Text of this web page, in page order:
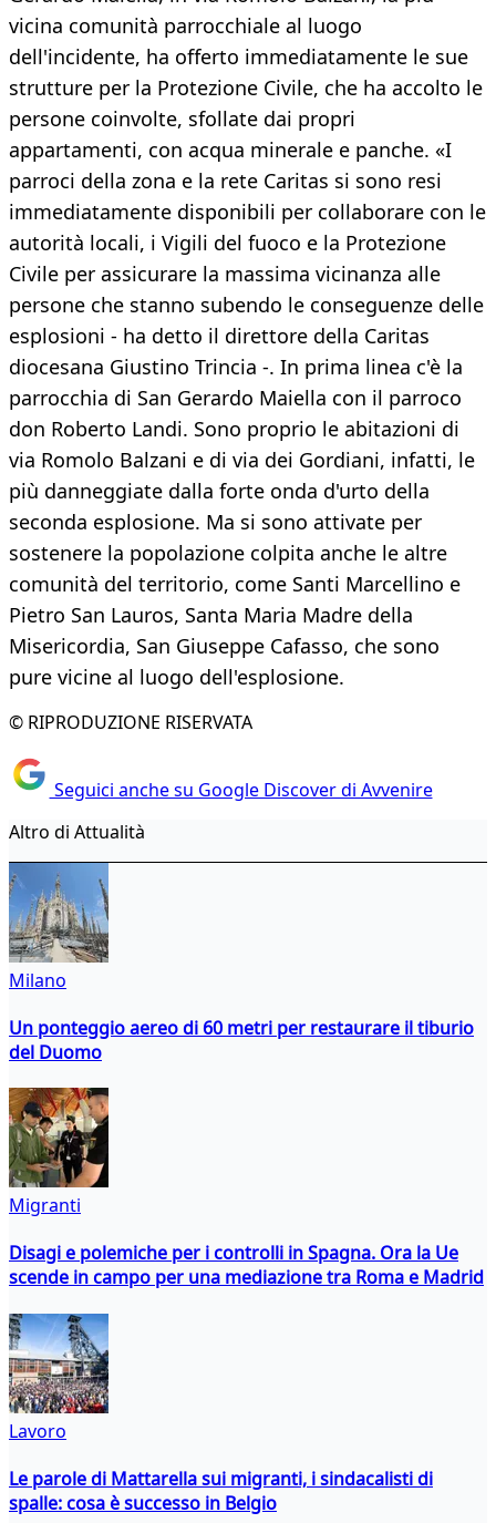
vicina comunità parrocchiale al luogo
dell'incidente, ha offerto immediatamente le sue
strutture per la Protezione Civile, che ha accolto le
persone coinvolte, sfollate dai propri
appartamenti, con acqua minerale e panche. «I
parroci della zona e la rete Caritas si sono resi
immediatamente disponibili per collaborare con le
autorità locali, i Vigili del fuoco e la Protezione
Civile per assicurare la massima vicinanza alle
persone che stanno subendo le conseguenze delle
esplosioni - ha detto il direttore della Caritas
diocesana Giustino Trincia -. In prima linea c'è la
parrocchia di San Gerardo Maiella con il parroco
don Roberto Landi. Sono proprio le abitazioni di
via Romolo Balzani e di via dei Gordiani, infatti, le
più danneggiate dalla forte onda d'urto della
seconda esplosione. Ma si sono attivate per
sostenere la popolazione colpita anche le altre
comunità del territorio, come Santi Marcellino e
Pietro San Lauros, Santa Maria Madre della
Misericordia, San Giuseppe Cafasso, che sono
pure vicine al luogo dell'esplosione.
© RIPRODUZIONE RISERVATA
Seguici anche su Google Discover di Avvenire
Altro di Attualità
Milano
Un ponteggio aereo di 60 metri per restaurare il tiburio
del Duomo
Migranti
Disagi e polemiche per i controlli in Spagna. Ora la Ue
scende in campo per una mediazione tra Roma e Madrid
Lavoro
Le parole di Mattarella sui migranti, i sindacalisti di
spalle: cosa è successo in Belgio